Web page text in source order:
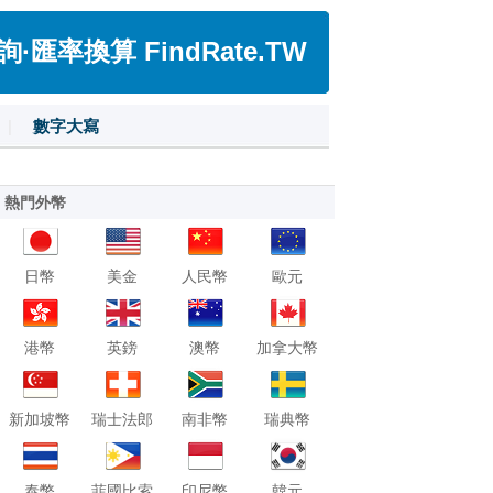
·匯率換算 FindRate.TW
數字大寫
熱門外幣
日幣 美金 人民幣 歐元
港幣 英鎊 澳幣 加拿大幣
新加坡幣 瑞士法郎 南非幣 瑞典幣